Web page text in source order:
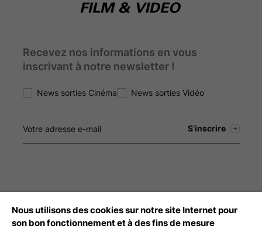
Recevez nos informations en vous
inscrivant à notre newsletter !
News sorties Cinéma News sorties Vidéo
Débloquez tout le contenu à télécharger
Nous utilisons des cookies sur notre site Internet pour
son bon fonctionnement et à des fins de mesure